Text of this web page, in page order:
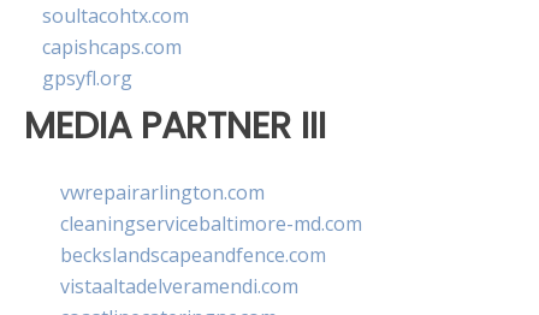
soultacohtx.com
capishcaps.com
gpsyfl.org
MEDIA PARTNER III
vwrepairarlington.com
cleaningservicebaltimore-md.com
beckslandscapeandfence.com
vistaaltadelveramendi.com